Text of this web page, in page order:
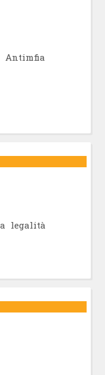
Antimfia
legalità